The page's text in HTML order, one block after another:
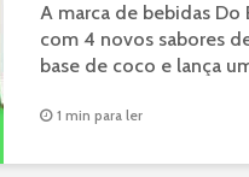
A marca de bebidas Do
com 4 novos sabores
base de coco e lança
1 min para ler